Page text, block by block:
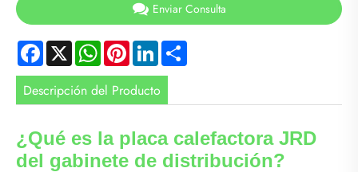
Enviar Consulta
Facebook
X WhatsApp
PinterestLinkedIn
Descripción del Producto
¿Qué es la placa calefactora JRD
del gabinete de distribución?